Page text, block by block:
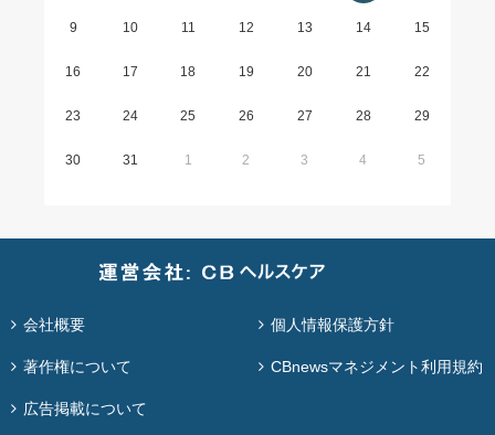
9 10 11 12 13 14 15
16 17 18 19 20 21 22
23 24 25 26 27 28 29
30 31 1 2 3 4 5
会社概要 個人情報保護方針
著作権について CBnewsマネジメント利用規約
広告掲載について